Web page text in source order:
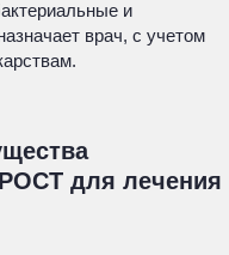
и
врач, с учетом
для лечения